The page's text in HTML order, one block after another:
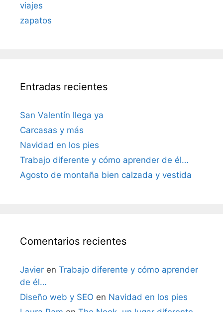
viajes
zapatos
Entradas recientes
San Valentín llega ya
Carcasas y más
Navidad en los pies
Trabajo diferente y cómo aprender de él…
Agosto de montaña bien calzada y vestida
Comentarios recientes
Javier en Trabajo diferente y cómo aprender
de él…
Diseño web y SEO en Navidad en los pies